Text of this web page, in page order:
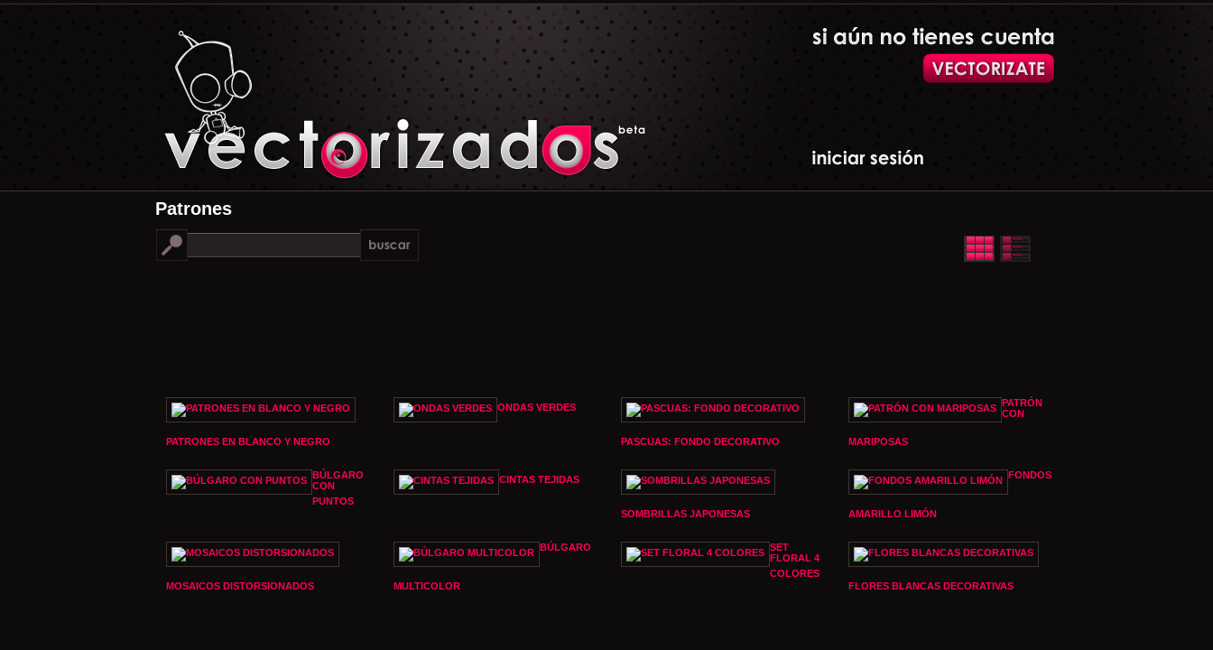
Patrones
PATRONES EN BLANCO Y NEGRO
ONDAS VERDES
PASCUAS: FONDO DECORATIVO
PATRÓN
CON
MARIPOSAS
BÚLGARO
CON
PUNTOS
CINTAS TEJIDAS
SOMBRILLAS JAPONESAS
FONDOS
AMARILLO LIMÓN
MOSAICOS DISTORSIONADOS
BÚLGARO
MULTICOLOR
SET
FLORAL 4
COLORES
FLORES BLANCAS DECORATIVAS